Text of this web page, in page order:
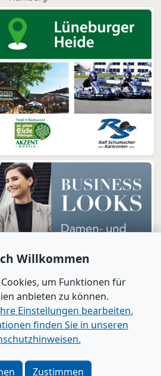
Wirtschaft.de
|Datenschutz|Barrierefreiheit
Willkommen
um Funktionen für
anbieten zu können.
Einstellungen bearbeiten.
finden Sie in unseren
Zustimmen